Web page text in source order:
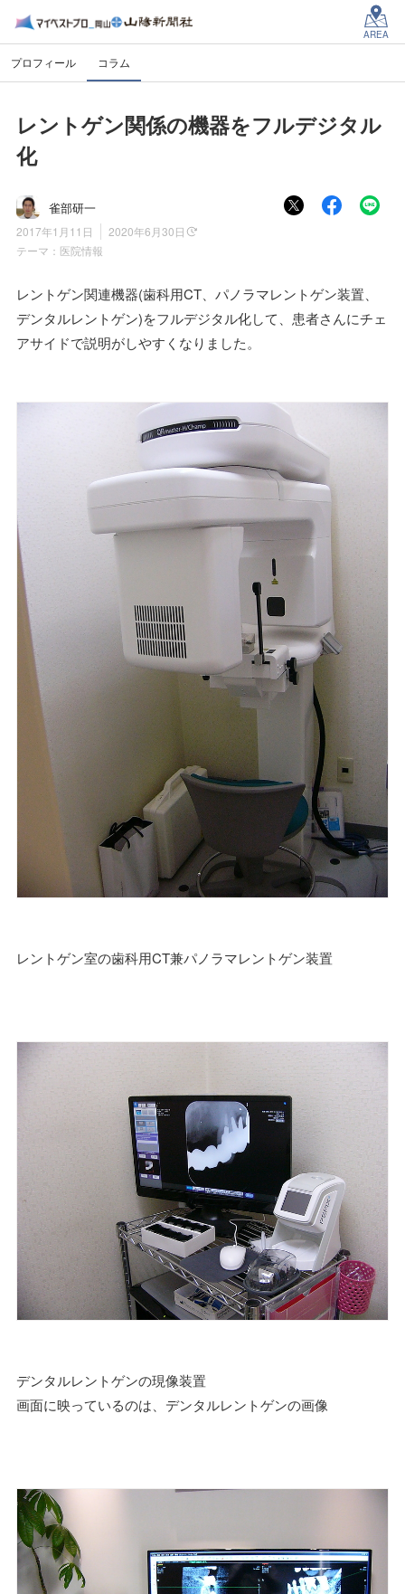
AREA
プロフィール コラム
レントゲン関係の機器をフルデジタル
化
雀部研一
2017年1月11日
2020年6月30日
テーマ： 医院情報
レントゲン関連機器(歯科用CT、パノラマレントゲン装置、
デンタルレントゲン)をフルデジタル化して、患者さんにチェ
アサイドで説明がしやすくなりました。
レントゲン室の歯科用CT兼パノラマレントゲン装置
デンタルレントゲンの現像装置
画面に映っているのは、デンタルレントゲンの画像